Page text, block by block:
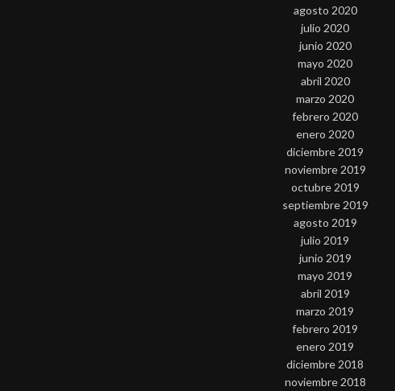
agosto 2020
julio 2020
junio 2020
mayo 2020
abril 2020
marzo 2020
febrero 2020
enero 2020
diciembre 2019
noviembre 2019
octubre 2019
septiembre 2019
agosto 2019
julio 2019
junio 2019
mayo 2019
abril 2019
marzo 2019
febrero 2019
enero 2019
diciembre 2018
noviembre 2018